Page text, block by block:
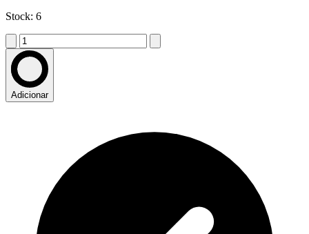
Stock: 6
Adicionar